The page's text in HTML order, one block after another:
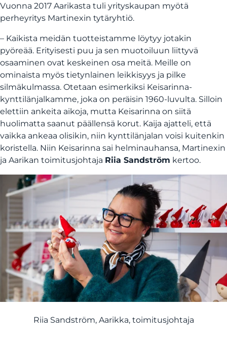
Vuonna 2017 Aarikasta tuli yrityskaupan myötä
perheyritys Martinexin tytäryhtiö.
– Kaikista meidän tuotteistamme löytyy jotakin
pyöreää. Erityisesti puu ja sen muotoiluun liittyvä
osaaminen ovat keskeinen osa meitä. Meille on
ominaista myös tietynlainen leikkisyys ja pilke
silmäkulmassa. Otetaan esimerkiksi Keisarinna-
kynttilänjalkamme, joka on peräisin 1960-luvulta. Silloin
elettiin ankeita aikoja, mutta Keisarinna on siitä
huolimatta saanut päällensä korut. Kaija ajatteli, että
vaikka ankeaa olisikin, niin kynttilänjalan voisi kuitenkin
koristella. Niin Keisarinna sai helminauhansa, Martinexin
ja Aarikan toimitusjohtaja Riia Sandström kertoo.
Riia Sandström, Aarikka, toimitusjohtaja